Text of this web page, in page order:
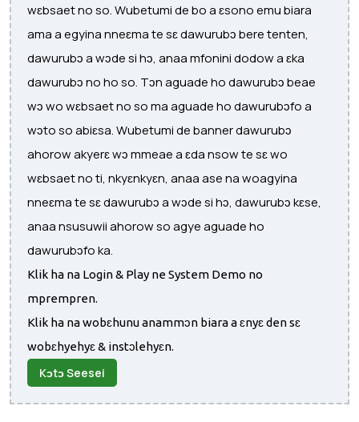
wɛbsaet no so. Wubetumi de bo a ɛsono emu biara
ama a egyina nneɛma te sɛ dawurubɔ bere tenten,
dawurubɔ a wɔde si hɔ, anaa mfonini dodow a ɛka
dawurubɔ no ho so. Tɔn aguade ho dawurubɔ beae
wɔ wo wɛbsaet no so ma aguade ho dawurubɔfo a
wɔto so abiɛsa. Wubetumi de banner dawurubɔ
ahorow akyerɛ wɔ mmeae a ɛda nsow te sɛ wo
wɛbsaet no ti, nkyɛnkyɛn, anaa ase na woagyina
nneɛma te sɛ dawurubɔ a wɔde si hɔ, dawurubɔ kɛse,
anaa nsusuwii ahorow so agye aguade ho
dawurubɔfo ka.
Klik ha na Login & Play ne System Demo no
mprempren.
Klik ha na wobɛhunu anammɔn biara a ɛnyɛ den sɛ
wobɛhyehyɛ & instɔlehyɛn.
Kɔtɔ Seesei